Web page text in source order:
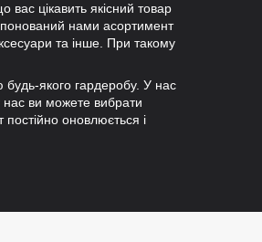
вас цікавить якісний товар
нами асортимент
та інше. При такому
будь-якого гардеробу. У нас
нас ви можете вибрати
оновлюється і